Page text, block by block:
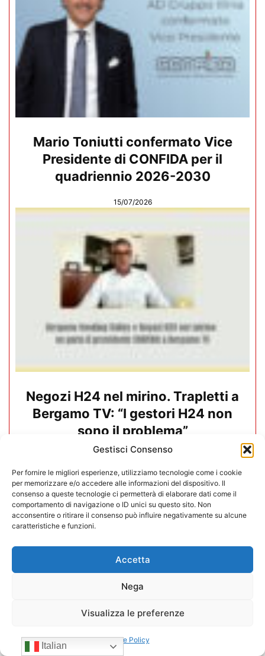
Gestisci Consenso
Per fornire le migliori esperienze, utilizziamo tecnologie come i cookie
per memorizzare e/o accedere alle informazioni del dispositivo. Il
consenso a queste tecnologie ci permetterà di elaborare dati come il
comportamento di navigazione o ID unici su questo sito. Non
acconsentire o ritirare il consenso può influire negativamente su alcune
caratteristiche e funzioni.
Accetta
Nega
Visualizza le preferenze
Cookie Policy
Mario Toniutti confermato Vice
Presidente di CONFIDA per il
quadriennio 2026-2030
15/07/2026
Negozi H24 nel mirino. Trapletti a
Bergamo TV: “I gestori H24 non
sono il problema”
Negozi H24. CONFIDA conferma:
Italian